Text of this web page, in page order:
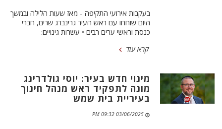
בעקבות אירועי התקיפה - מאז שעות הלילה ובמשך
היום שוחחו עם ראש העיר גרינברג שרים, חברי
כנסת וראשי ערים רבים • עשרות גינויים:
קרא עוד
מינוי חדש בעיר: יוסי גולדרינג
מונה לתפקיד ראש מנהל חינוך
בעיריית בית שמש
03/06/2025 09:32 PM